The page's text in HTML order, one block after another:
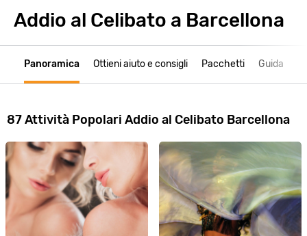
Addio al Celibato a Barcellona
Panoramica Ottieni aiuto e consigli Pacchetti Guida
87 Attività Popolari Addio al Celibato Barcellona